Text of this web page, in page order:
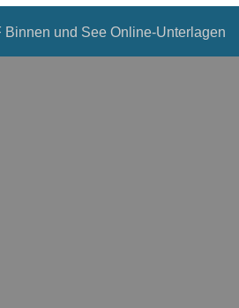
Binnen und See Online-Unterlagen